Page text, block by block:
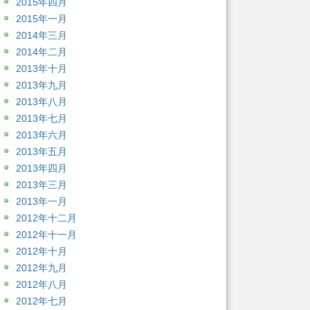
2015年一月
2014年三月
2014年二月
2013年十月
2013年九月
2013年八月
2013年七月
2013年六月
2013年五月
2013年四月
2013年三月
2013年一月
2012年十二月
2012年十一月
2012年十月
2012年九月
2012年八月
2012年七月